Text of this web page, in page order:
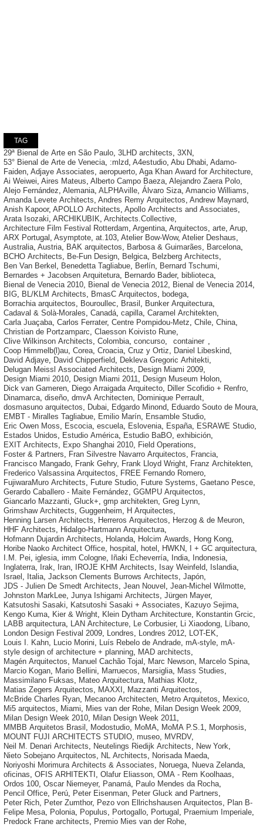
TAG
29ª Bienal de Arte en São Paulo, 3LHD architects, 3XN,
53° Bienal de Arte de Venecia, :mlzd, A4estudio, Abu Dhabi, Adamo-
Faiden, Adjaye Associates, aeropuerto, Aga Khan Award for Architecture,
Ai Weiwei, Aires Mateus, Alberto Campo Baeza, Alejandro Zaera Polo,
Alejo Fernández, Alemania, ALPHAville, Álvaro Siza, Amancio Williams,
Amanda Levete Architects, Andres Remy Arquitectos, Andrew Maynard,
Anish Kapoor, APOLLO Architects, Apollo Architects and Associates,
Arata Isozaki, ARCHIKUBIK, Architects.Collective,
Architecture Film Festival Rotterdam, Argentina, Arquitectos, arte, Arup,
ARX Portugal , Asymptote, at.103, Atelier Bow-Wow, Atelier Deshaus,
Australia, Austria, BAK arquitectos, Barbosa & Guimarães, Barcelona,
BCHO Architects, Be-Fun Design, Belgica, Belzberg Architects,
Ben Van Berkel , Benedetta Tagliabue, Berlín, Bernard Tschumi,
Bernardes + Jacobsen Arquitetura, Bernardo Bader, biblioteca,
Bienal de Venecia 2010, Bienal de Venecia 2012, Bienal de Venecia 2014,
BIG, BL/KLM Architects, BmasC Arquitectos, bodega,
Borrachia arquitectos, Bouroullec, Brasil , Bunker Arquitectura,
Cadaval & Solà-Morales, Canadá, capilla, Caramel Architekten,
Carla Juaçaba, Carlos Ferrater, Centre Pompidou-Metz, Chile, China,
Christian de Portzamparc, Claesson Koivisto Rune,
Clive Wilkinson Architects, Colombia, concurso, container ,
Coop Himmelb(l)au, Corea, Croacia, Cruz y Ortiz, Daniel Libeskind,
David Adjaye, David Chipperfield, Dekleva Gregoric Arhitekti,
Delugan Meissl Associated Architects, Design Miami 2009,
Design Miami 2010, Design Miami 2011, Design Museum Holon,
Dick van Gameren, Diego Arraigada Arquitecto, Diller Scofidio + Renfro,
Dinamarca, diseño, dmvA Architecten, Dominique Perrault,
dosmasuno arquitectos, Dubai, Edgardo Minond, Eduardo Souto de Moura,
EMBT - Miralles Tagliabue, Emilio Marín, Ensamble Studio,
Eric Owen Moss, Escocia, escuela, Eslovenia, España, ESRAWE Studio,
Estados Unidos, Estudio América, Estudio BaBO, exhibición,
EXIT Architects, Expo Shanghai 2010, Field Operations,
Foster & Partners, Fran Silvestre Navarro Arquitectos, Francia,
Francisco Mangado, Frank Gehry, Frank Lloyd Wright, Franz Architekten,
Frederico Valsassina Arquitectos, FREE Fernando Romero,
FujiwaraMuro Architects, Future Studio, Future Systems, Gaetano Pesce,
Gerardo Caballero - Maite Fernández, GGMPU Arquitectos,
Giancarlo Mazzanti, Gluck+, gmp architekten, Greg Lynn,
Grimshaw Architects, Guggenheim, H Arquitectes,
Henning Larsen Architects, Herreros Arquitectos, Herzog & de Meuron,
HHF Architects, Hidalgo-Hartmann Arquitectura,
Hofmann Dujardin Architects, Holanda, Holcim Awards, Hong Kong,
Horibe Naoko Architect Office, hospital , hotel , HWKN, I + GC arquitectura,
I.M. Pei, iglesia, imm Cologne, Iñaki Echeverría, India, Indonesia,
Inglaterra, Irak, Iran, IROJE KHM Architects, Isay Weinfeld, Islandia,
Israel , Italia, Jackson Clements Burrows Architects, Japón,
JDS - Julien De Smedt Architects, Jean Nouvel , Jean-Michel Wilmotte,
Johnston MarkLee, Junya Ishigami Architects, Jürgen Mayer,
Katsutoshi Sasaki, Katsutoshi Sasaki + Associates, Kazuyo Sejima,
Kengo Kuma, Kier & Wright, Klein Dytham Architecture, Konstantin Grcic,
LABB arquitectura, LAN Architecture, Le Corbusier, Li Xiaodong, Líbano,
London Design Festival 2009, Londres, Londres 2012, LOT-EK,
Louis I. Kahn, Lucio Morini, Luís Rebelo de Andrade, mA-style, mA-
style design of architecture + planning, MAD architects,
Magén Arquitectos, Manuel Cachão Tojal , Marc Newson, Marcelo Spina,
Marcio Kogan, Mario Bellini, Marruecos, Marsiglia, Mass Studies,
Massimilano Fuksas, Mateo Arquitectura, Mathias Klotz,
Matias Zegers Arquitectos, MAXXI , Mazzanti Arquitectos,
McBride Charles Ryan, Mecanoo Architecten, Metro Arquitetos, Mexico,
Mi5 arquitectos, Miami, Mies van der Rohe, Milan Design Week 2009,
Milan Design Week 2010, Milan Design Week 2011,
MMBB Arquitetos Brasil , Modostudio, MoMA, MoMA P.S.1, Morphosis,
MOUNT FUJI ARCHITECTS STUDIO, museo, MVRDV,
Neil M. Denari Architects, Neutelings Riedijk Architects, New York,
Nieto Sobejano Arquitectos, NL Architects, Norisada Maeda,
Noriyoshi Morimura Architects & Associates, Noruega, Nueva Zelanda,
oficinas, OFIS ARHITEKTI , Olafur Eliasson, OMA - Rem Koolhaas,
Ordos 100, Oscar Niemeyer, Panamá, Paulo Mendes da Rocha,
Pencil Office, Perú, Peter Eisenman, Peter Gluck and Partners,
Peter Rich, Peter Zumthor, Pezo von Ellrichshausen Arquitectos, Plan B-
Felipe Mesa, Polonia, Populus, Portogallo, Portugal , Praemium Imperiale,
Predock Frane architects, Premio Mies van der Rohe,